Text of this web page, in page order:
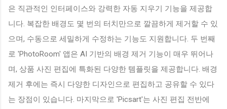
은 직관적인 인터페이스와 강력한 자동 지우기 기능을 제공합
니다. 복잡한 배경도 몇 번의 터치만으로 깔끔하게 제거할 수 있
으며, 수동으로 세밀하게 수정하는 기능도 지원합니다. 두 번째
로 'PhotoRoom' 앱은 AI 기반의 배경 제거 기능이 매우 뛰어나
며, 상품 사진 편집에 특화된 다양한 템플릿을 제공합니다. 배경
제거 후에는 즉시 다양한 디자인으로 편집하고 공유할 수 있다
는 장점이 있습니다. 마지막으로 'Picsart'는 사진 편집 전반에